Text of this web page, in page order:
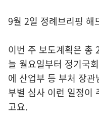
9월 2일 정례브리핑 해
이번 주 보도계획은 총
늘 월요일부터 정기국
에 산업부 등 부처 장
부별 심사 이런 일정이
고요.